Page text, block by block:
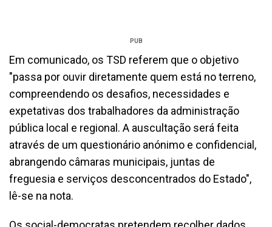
PUB
Em comunicado, os TSD referem que o objetivo
"passa por ouvir diretamente quem está no terreno,
compreendendo os desafios, necessidades e
expetativas dos trabalhadores da administração
pública local e regional. A auscultação será feita
através de um questionário anónimo e confidencial,
abrangendo câmaras municipais, juntas de
freguesia e serviços desconcentrados do Estado",
lê-se na nota.